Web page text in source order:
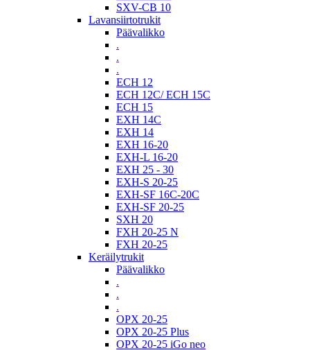
SXV-CB 10
Lavansiirtotrukit
Päävalikko
.
.
.
ECH 12
ECH 12C/ ECH 15C
ECH 15
EXH 14C
EXH 14
EXH 16-20
EXH-L 16-20
EXH 25 - 30
EXH-S 20-25
EXH-SF 16C-20C
EXH-SF 20-25
SXH 20
FXH 20-25 N
FXH 20-25
Keräilytrukit
Päävalikko
.
.
.
OPX 20-25
OPX 20-25 Plus
OPX 20-25 iGo neo